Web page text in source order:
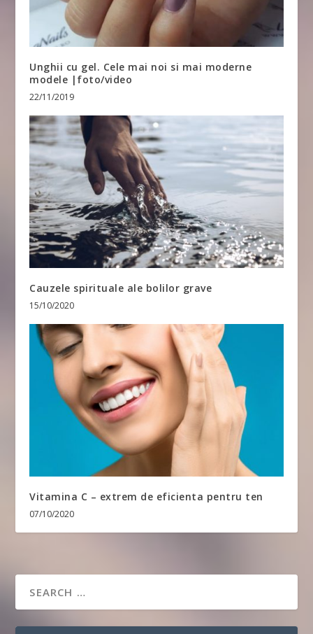
Unghii cu gel. Cele mai noi si mai moderne
modele |foto/video
22/11/2019
Cauzele spirituale ale bolilor grave
15/10/2020
Vitamina C – extrem de eficienta pentru ten
07/10/2020